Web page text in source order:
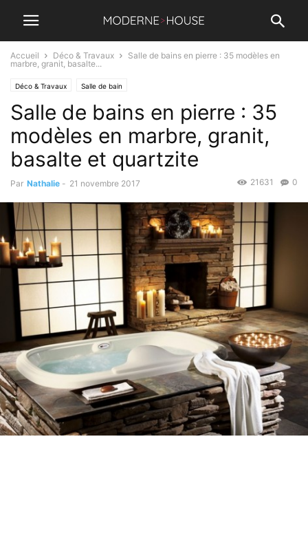
Accueil Déco & Travaux
Salle de bains en pierre : 35 modèles en
marbre, granit, basalte...
Déco & Travaux Salle de bain
Salle de bains en pierre : 35
modèles en marbre, granit,
basalte et quartzite
Par Nathalie - 21 novembre 2017 0
21631